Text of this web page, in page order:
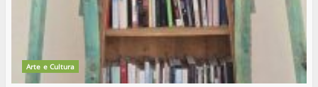
Arte e Cultura